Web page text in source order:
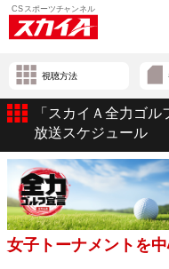
視聴方法
「スカイＡ全力ゴ
放送スケジュール
女子トーナメントを中